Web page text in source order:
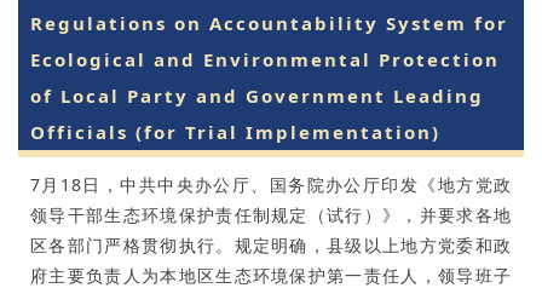
Regulations on Accountability System for
Ecological and Environmental Protection
of Local Party and Government Leading
Officials (for Trial Implementation)
7月18日，中共中央办公厅、国务院办公厅印发《地方党政
领导干部生态环境保护责任制规定（试行）》，并要求各地
区各部门严格贯彻执行。规定明确，县级以上地方党委和政
府主要负责人为本地区生态环境保护第一责任人，领导班子